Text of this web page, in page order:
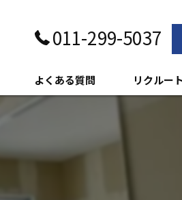
011-299-5037
よくある質問 リクルート